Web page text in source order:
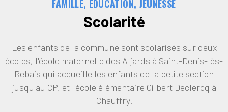
FAMILLE, EDUCATION, JEUNESSE
Scolarité
Les enfants de la commune sont scolarisés sur deux
écoles, l'école maternelle des Aljards à Saint-Denis-lès-
Rebais qui accueille les enfants de la petite section
jusqu'au CP, et l'école élémentaire Gilbert Declercq à
Chauffry.